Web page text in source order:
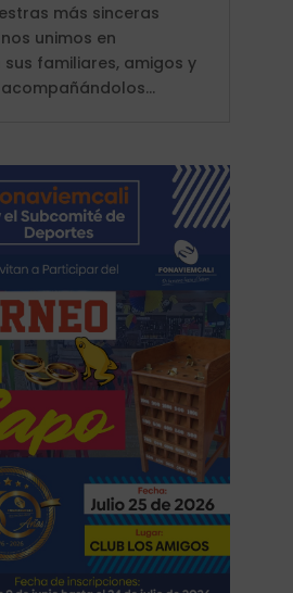
más sinceras
unimos en
familiares, amigos y